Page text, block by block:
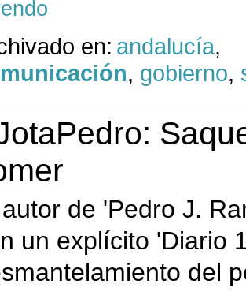
en: andalucía,
, gobierno,
de 'Pedro J.
un explícito 'Diario
del